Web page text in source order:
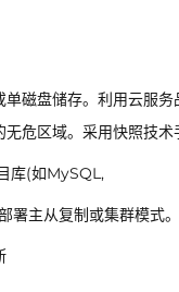
磁盘储存。利用云服
危区域。采用快照技术
库(如MySQL,
主从复制或集群模式